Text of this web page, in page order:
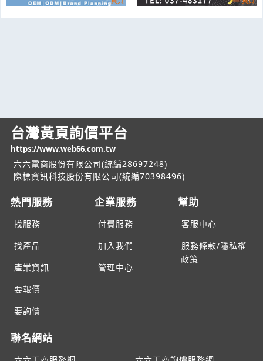
台灣黃頁詢價平台
https://www.web66.com.tw
六六電商股份有限公司(統編28697248)
際標資訊科技股份有限公司(統編70398496)
熱門服務
找服務
找產品
產業資訊
要報價
要詢價
企業服務
付費服務
加入我們
管理中心
幫助
客服中心
服務條款/隱私權
政策
聯名網站